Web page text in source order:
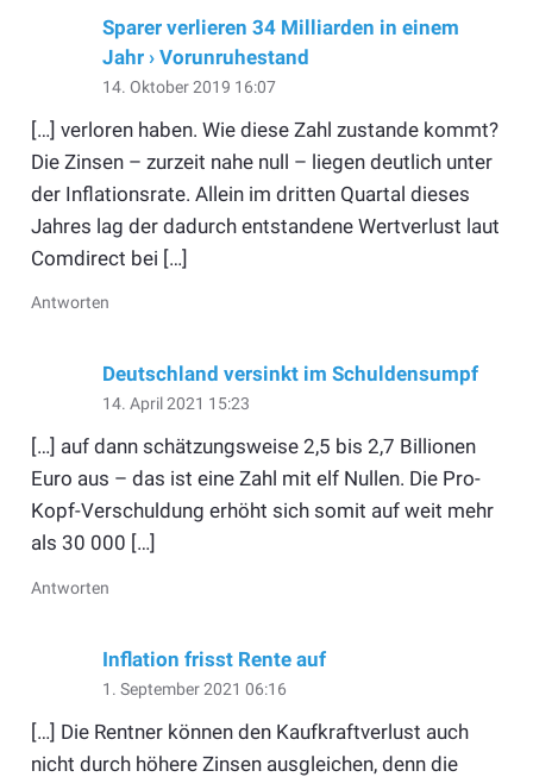
Sparer verlieren 34 Milliarden in einem
Jahr › Vorunruhestand
14. Oktober 2019 16:07
[…] verloren haben. Wie diese Zahl zustande kommt?
Die Zinsen – zurzeit nahe null – liegen deutlich unter
der Inflationsrate. Allein im dritten Quartal dieses
Jahres lag der dadurch entstandene Wertverlust laut
Comdirect bei […]
Antworten
Deutschland versinkt im Schuldensumpf
14. April 2021 15:23
[…] auf dann schätzungsweise 2,5 bis 2,7 Billionen
Euro aus – das ist eine Zahl mit elf Nullen. Die Pro-
Kopf-Verschuldung erhöht sich somit auf weit mehr
als 30 000 […]
Antworten
Inflation frisst Rente auf
1. September 2021 06:16
[…] Die Rentner können den Kaufkraftverlust auch
nicht durch höhere Zinsen ausgleichen, denn die